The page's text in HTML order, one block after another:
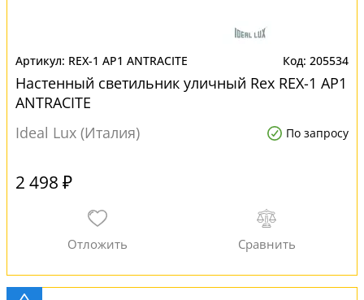
REX-1 AP1 ANTRACITE 205534
Настенный светильник уличный Rex REX-1 AP1
ANTRACITE
Ideal Lux (Италия)
По запросу
2 498 ₽